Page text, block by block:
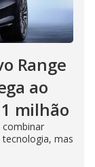
Range
ao
milhão
combinar
mas